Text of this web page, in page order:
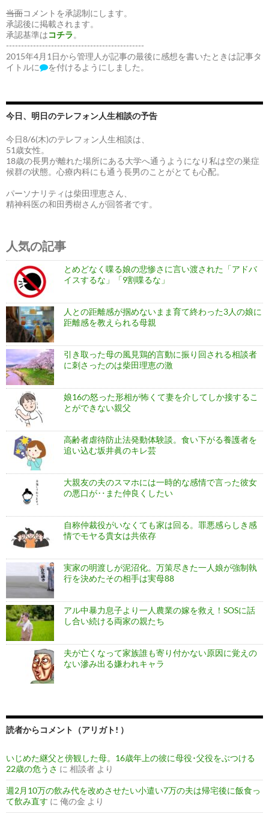
当面コメントを承認制にします。
承認後に掲載されます。
承認基準はコチラ 。
----------------------------------------------
2015年4月1日から管理人が記事の最後に感想を書いたときは記事タ
イトルに
を付けるようにしました。
今日、明日のテレフォン人生相談の予告
今日8/6(木)のテレフォン人生相談は、
51歳女性。
18歳の長男が離れた場所にある大学へ通うようになり私は空の巣症
候群の状態。心療内科にも通う長男のことがとても心配。
パーソナリティは柴田理恵さん、
精神科医の和田秀樹さんが回答者です。
人気の記事
とめどなく喋る娘の悲惨さに言い渡された「アドバ
イスするな」「9割喋るな」
人との距離感が掴めないまま育て終わった3人の娘に
距離感を教えられる母親
引き取った母の風見鶏的言動に振り回される相談者
に刺さったのは柴田理恵の激
娘16の怒った形相が怖くて妻を介してしか接するこ
とができない親父
高齢者虐待防止法発動体験談。食い下がる養護者を
追い込む坂井眞のキレ芸
大親友の夫のスマホには一時的な感情で言った彼女
の悪口が‥また仲良くしたい
自称仲裁役がいなくても家は回る。罪悪感らしき感
情でモヤる貴女は共依存
実家の明渡しが泥沼化。万策尽きた一人娘が強制執
行を決めたその相手は実母88
アル中暴力息子より一人農業の嫁を救え！SOSに話
し合い続ける両家の親たち
夫が亡くなって家族誰も寄り付かない原因に覚えの
ない滲み出る嫌われキャラ
読者からコメント（アリガト! ）
いじめた継父と傍観した母。16歳年上の彼に母役･父役をぶつける
22歳の危うさ に 相談者 より
週2月10万の飲み代を改めさせたい小遣い7万の夫は帰宅後に飯食っ
て飲み直す に 俺の金 より